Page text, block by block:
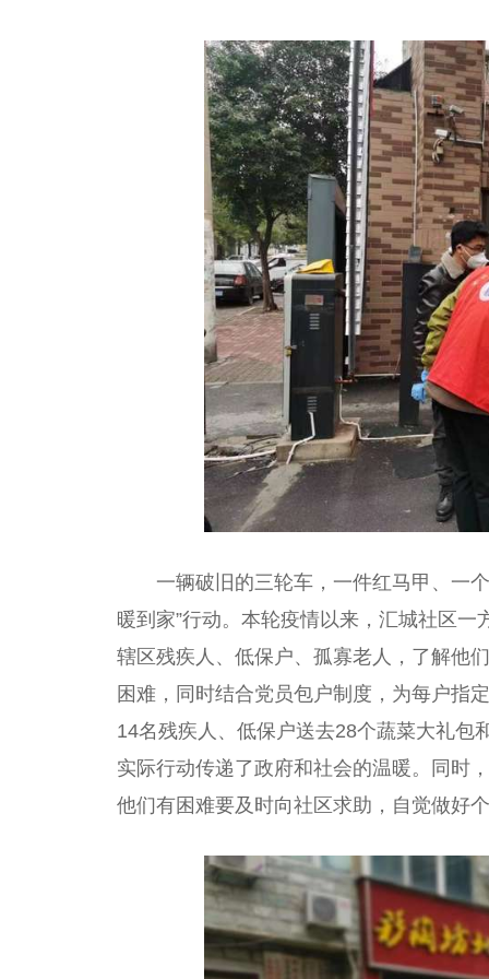
一辆破旧的三轮车，一件红马甲、一
暖到家”行动。本轮疫情以来，汇城社区
辖区残疾人、低保户、孤寡老人，了解他
困难，同时结合党员包户制度，为每户指
14名残疾人、低保户送去28个蔬菜大礼包
实际行动传递了政府和社会的温暖。同时
他们有困难要及时向社区求助，自觉做好